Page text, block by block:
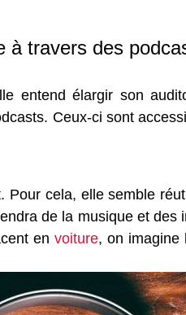
à travers des
entend élargir son
Ceux-ci sont
cela, elle semble
de la musique et des
en voiture, on imagine